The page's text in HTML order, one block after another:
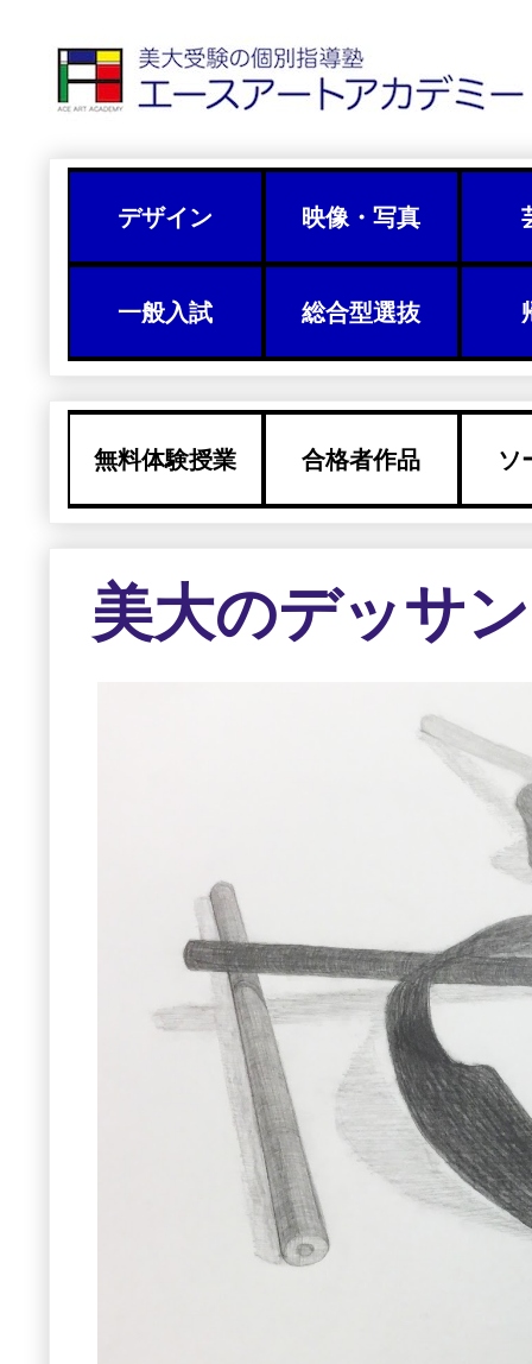
デザイン 映像・写真
一般入試 総合型選抜
無料体験授業 合格者作品 ソ
美大のデッサ